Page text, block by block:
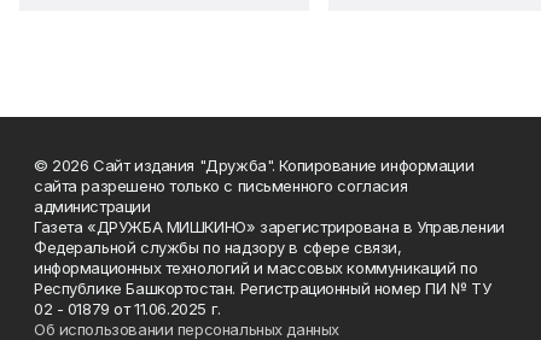
© 2026 Сайт издания "Дружба". Копирование информации
сайта разрешено только с письменного согласия
администрации
Газета «ДРУЖБА МИШКИНО» зарегистрирована в Управлении
Федеральной службы по надзору в сфере связи,
информационных технологий и массовых коммуникаций по
Республике Башкортостан. Регистрационный номер ПИ № ТУ
02 - 01879 от 11.06.2025 г.
Об использовании персональных данных